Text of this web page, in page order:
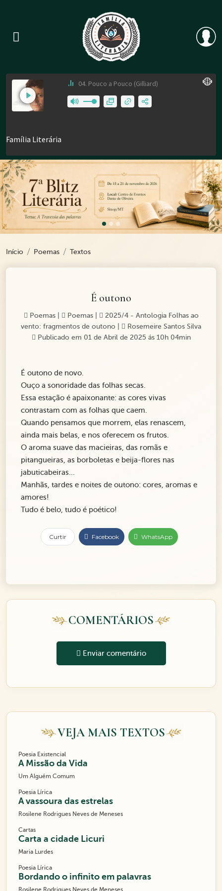
Previous
Início Poemas Textos
É outono
Poemas| Poemas|
2025/4 - Antologia Folhas ao
vento: fragmentos de outono
Rosemeire Santos Silva
Publicado em 01 de Abril de 2025 ás 10h 04min
É outono de novo.
Ouço a sonoridade das folhas secas.
Essa estação é apaixonante: as cores vivas
contrastam com as folhas que caem.
Quando pensamos que morrem, elas renascem,
ainda mais belas, e nos oferecem os frutos.
O aroma suave das macieiras, das romãs e
pitangueiras, as borboletas e beija-flores nas
jabuticabeiras...
Manhãs, tardes e noites de outono: cores, aromas e
amores!
Tudo é belo, tudo é poético!
Curtir Facebook WhatsApp
COMENTÁRIOS
Enviar comentário
VEJA MAIS TEXTOS
Poesia Existencial
A Missão da Vida
Um Alguém Comum
Poesia Lírica
A vassoura das estrelas
Rosilene Rodrigues Neves de Meneses
Cartas
Carta a cidade Licuri
Maria Lurdes
Poesia Lírica
Bordando o infinito em palavras